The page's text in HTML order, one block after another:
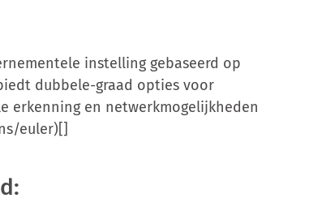
instelling gebaseerd op
dubbele-graad opties voor
erkenning en netwerkmogelijkheden
euler)[]